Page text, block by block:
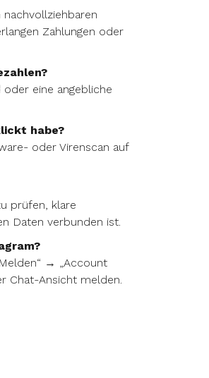
Zahlungen oder
oder eine angebliche
habe?
oder Virenscan auf
prüfen, klare
Daten verbunden ist.
→ „Account
Chat-Ansicht melden.